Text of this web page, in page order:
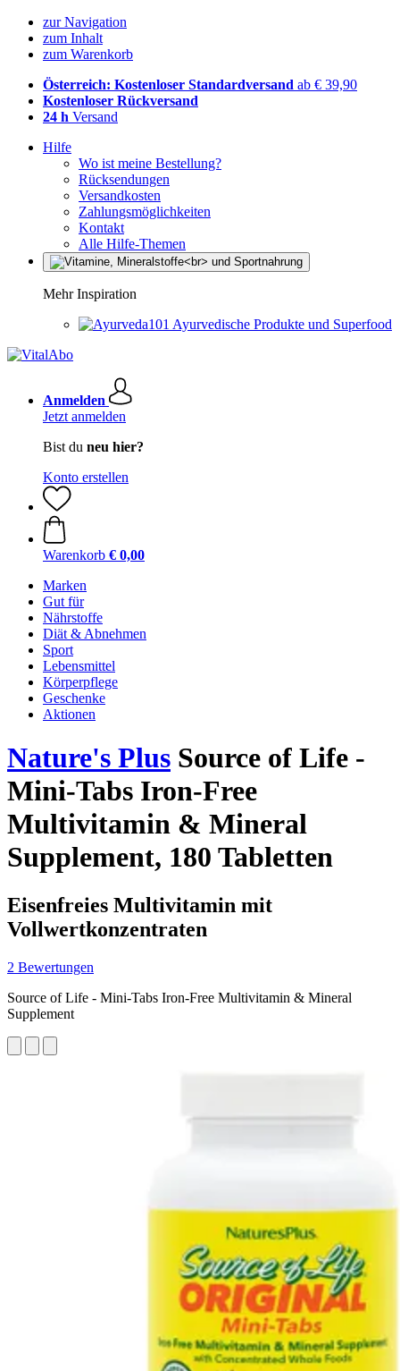
zur Navigation
zum Inhalt
zum Warenkorb
Österreich: Kostenloser Standardversand ab € 39,90
Kostenloser Rückversand
24 h Versand
Hilfe
Wo ist meine Bestellung?
Rücksendungen
Versandkosten
Zahlungsmöglichkeiten
Kontakt
Alle Hilfe-Themen
Mehr Inspiration
Ayurvedische Produkte und Superfood
Anmelden
Jetzt anmelden
Bist du neu hier?
Konto erstellen
Warenkorb € 0,00
Marken
Gut für
Nährstoffe
Diät & Abnehmen
Sport
Lebensmittel
Körperpflege
Geschenke
Aktionen
Nature's Plus Source of Life -
Mini-Tabs Iron-Free
Multivitamin & Mineral
Supplement, 180 Tabletten
Eisenfreies Multivitamin mit
Vollwertkonzentraten
2 Bewertungen
Source of Life - Mini-Tabs Iron-Free Multivitamin & Mineral
Supplement